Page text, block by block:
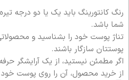
رنگ کانتورینگ باید یک یا دو درجه
شما باشد.
تناژ پوست خود را بشناسید و
پوستتان سازگار باشند.
اگر مطمئن نیستید، از یک آرایشگر
از خرید محصول، آن را روی پوست خود